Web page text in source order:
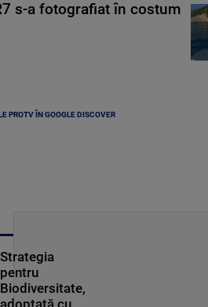
s-a fotografiat în costum
PROTV ÎN GOOGLE DISCOVER
Strategia
pentru
Biodiversitate,
adoptată cu